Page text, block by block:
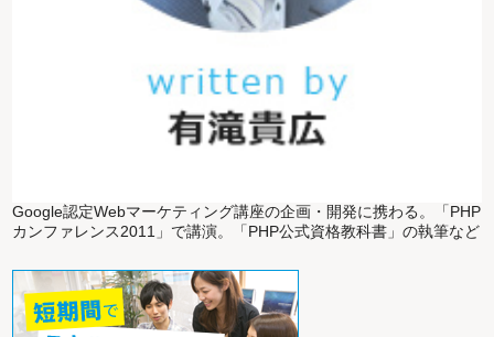
Google認定Webマーケティング講座の企画・開発に携わる。「PHP
カンファレンス2011」で講演。「PHP公式資格教科書」の執筆など